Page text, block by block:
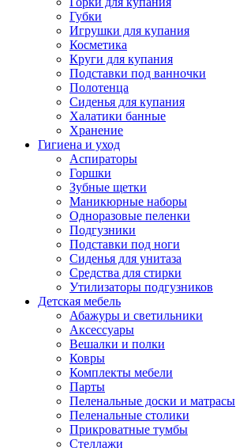
Губки
Игрушки для купания
Косметика
Круги для купания
Подставки под ванночки
Полотенца
Сиденья для купания
Халатики банные
Хранение
Гигиена и уход
Аспираторы
Горшки
Зубные щетки
Маникюрные наборы
Одноразовые пеленки
Подгузники
Подставки под ноги
Сиденья для унитаза
Средства для стирки
Утилизаторы подгузников
Детская мебель
Абажуры и светильники
Аксессуары
Вешалки и полки
Ковры
Комплекты мебели
Парты
Пеленальные доски и матрасы
Пеленальные столики
Прикроватные тумбы
Стеллажи